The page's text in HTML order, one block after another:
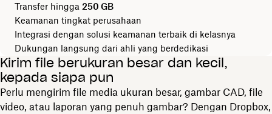
Transfer hingga 250 GB
Keamanan tingkat perusahaan
Integrasi dengan solusi keamanan terbaik di kelasnya
Dukungan langsung dari ahli yang berdedikasi
Kirim file berukuran besar dan kecil,
kepada siapa pun
Perlu mengirim file media ukuran besar, gambar CAD, file
video, atau laporan yang penuh gambar? Dengan Dropbox,